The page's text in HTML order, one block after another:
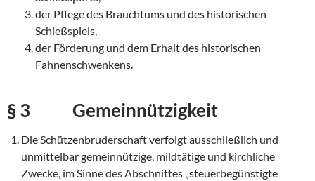
der Pflege des Brauchtums und des historischen
Schießspiels,
der Förderung und dem Erhalt des historischen
Fahnenschwenkens.
§ 3 Gemeinnützigkeit
Die Schützenbruderschaft verfolgt ausschließlich und
unmittelbar gemeinnützige, mildtätige und kirchliche
Zwecke, im Sinne des Abschnittes „steuerbegünstigte